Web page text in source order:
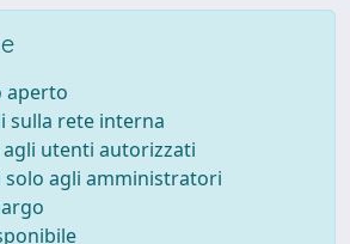
aperto
sulla rete interna
utenti autorizzati
agli amministratori